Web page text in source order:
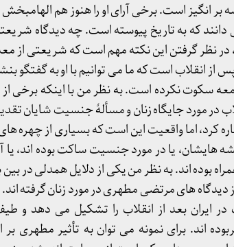
انگیز است. برخی آرای او را هنوز هم الهامبخش
که به تاریخ پیوسته است. چه دیدگاه
نظر گرفتن این نکته مهم است که شریعتی از
از انقلاب است که ما می توانیم با او به گفتگو
سکوت نکرده است. به نظر من با اینکه برخی
در مورد جایگاه زنان و مسألۀ جنسیت شایان
کرد، اما واقعیت این است که بسیاری از
هایشان، یا در مورد جنسیت ساکت بوده اند، یا
بوده اند. به نظر من یکی از دلایل همدلی در بین
دیدگاه های مرتضی مطهری در مورد زنان گرفته
ایران بعد از انقلاب را تشکیل می دهد و طیف
اند. برای نمونه می توان به تأثیر مطهری